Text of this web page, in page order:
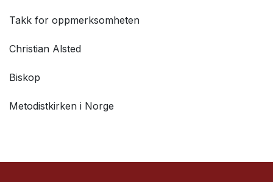
Takk for oppmerksomheten
Christian Alsted
Biskop
Metodistkirken i Norge